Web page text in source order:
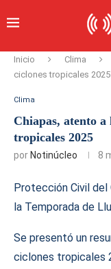
Inicio Clima
ciclones tropicales 2025
Clima
Chiapas, atento
tropicales 2025
por Notinúcleo 8
Protección Civil del
la Temporada de
Se presentó un
ciclones tropicales